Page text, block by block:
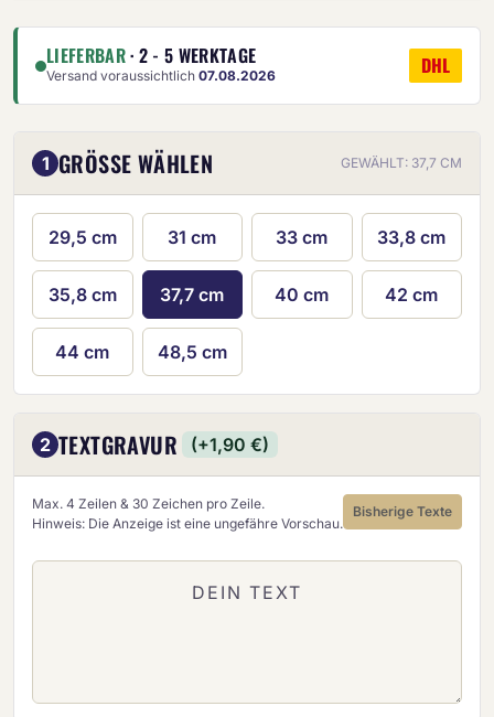
LIEFERBAR· 2 - 5 WERKTAGE
Versand voraussichtlich 07.08.2026 DHL
1 GRÖSSE WÄHLEN GEWÄHLT: 37,7 CM
29,5 cm 31 cm 33 cm 33,8 cm
35,8 cm 37,7 cm 40 cm 42 cm
44 cm 48,5 cm
2 TEXTGRAVUR (+1,90 €)
Max. 4 Zeilen & 30 Zeichen pro Zeile.
Hinweis: Die Anzeige ist eine ungefähre Vorschau.
Bisherige Texte